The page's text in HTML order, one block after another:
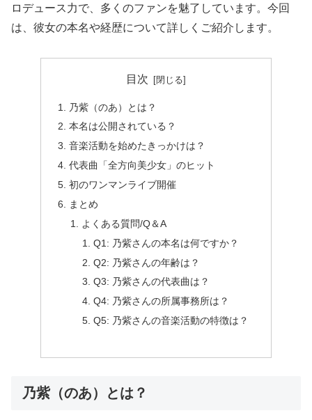
ロデュース力で、多くのファンを魅了しています。今回
は、彼女の本名や経歴について詳しくご紹介します。
目次
乃紫（のあ）とは？
本名は公開されている？
音楽活動を始めたきっかけは？
代表曲「全方向美少女」のヒット
初のワンマンライブ開催
まとめ
よくある質問/Q＆A
Q1: 乃紫さんの本名は何ですか？
Q2: 乃紫さんの年齢は？
Q3: 乃紫さんの代表曲は？
Q4: 乃紫さんの所属事務所は？
Q5: 乃紫さんの音楽活動の特徴は？
乃紫（のあ）とは？